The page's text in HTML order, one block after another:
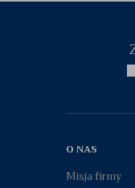
O NAS
Misja firmy